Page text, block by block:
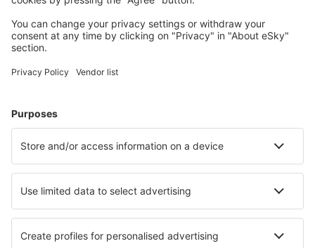
Naplánujte si cestu
Letenky
Ubytování
Let+Hotel
Hotely
Transfery
Sportovní události
Přečtěte si více